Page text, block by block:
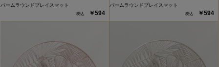
パームラウンドプレイスマット
￥594
パームラウンドプレイスマット
￥594